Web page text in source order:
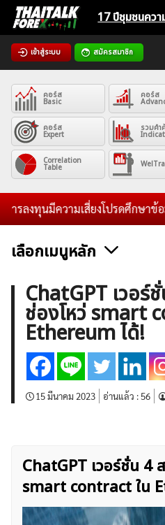
Skip
content
17 ปีชุมชนคว
เข้าสู่ระบบ สมัครสมาชิก
Home
News
Articles
VPS Register
ค้นหา
สำหรับ:
คอร์ส
Basic
คอร์ส
คอร์ส
Expert
รวมคำ
Correlation
Table
งทุนมีความเสี่ยงโปรดศึกษาข้อมูล
เลือกเมนูหลัก
ข่าวฟอเร็กซ์และสกุลเงิน คริปโต
บทวิเคราะห์
เศรษฐกิจทั่วไป ดั
สินค้าโภคภัณฑ์
โบรกเกอร์ FX
กองทุน Forex
ฟรี EA
ChatGPT เวอร์
ช่องโหว่ smart
Ethereum ได้!
15 มีนาคม 2023 อ่านแล้ว :56
ChatGPT เวอร์ชั่น 4
smart contract ใน